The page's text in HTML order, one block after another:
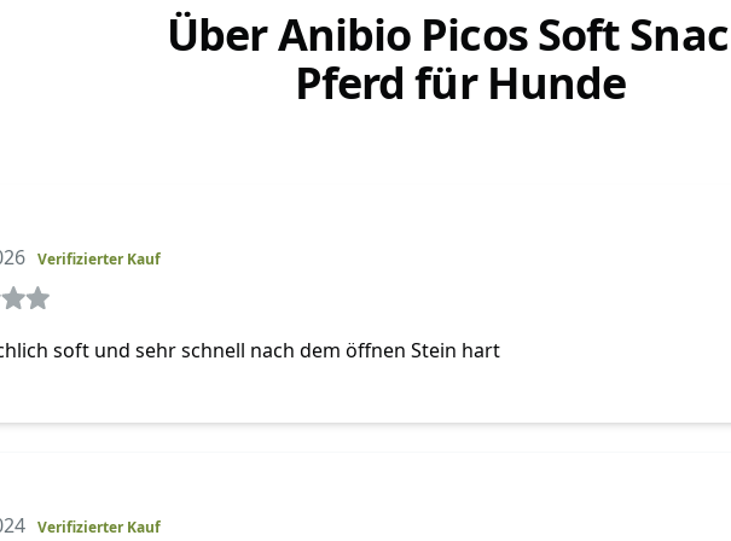
Über Anibio Picos Soft
Pferd für Hunde
Verifizierter Kauf
soft und sehr schnell nach dem öffnen Stein hart
Verifizierter Kauf